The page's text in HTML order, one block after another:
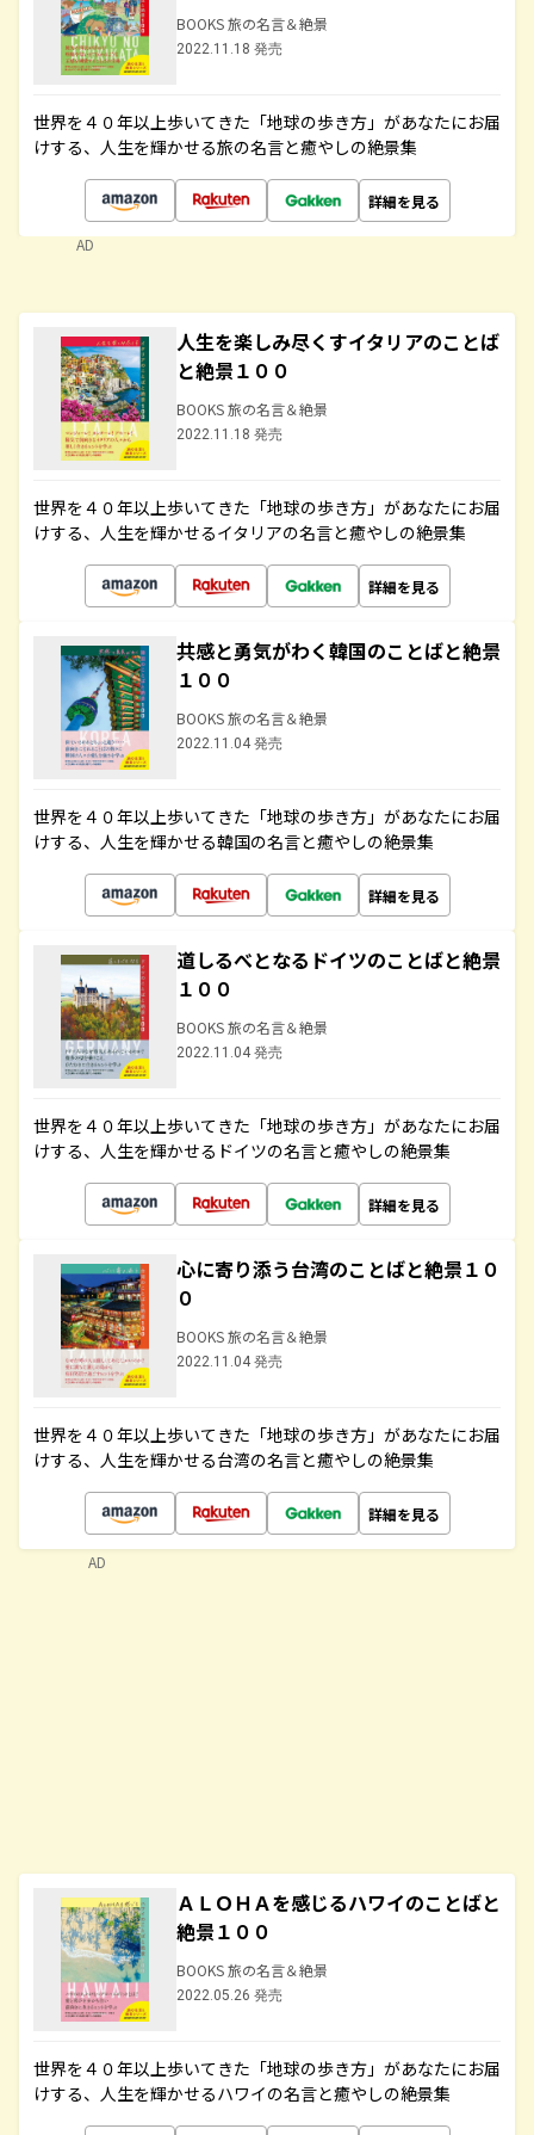
BOOKS 旅の名言＆絶景
2022.11.18 発売
世界を４０年以上歩いてきた「地球の歩き方」があなたにお届
けする、人生を輝かせる旅の名言と癒やしの絶景集
詳細を見る
AD
人生を楽しみ尽くすイタリアのことば
と絶景１００
BOOKS 旅の名言＆絶景
2022.11.18 発売
世界を４０年以上歩いてきた「地球の歩き方」があなたにお届
けする、人生を輝かせるイタリアの名言と癒やしの絶景集
詳細を見る
共感と勇気がわく韓国のことばと絶景
１００
BOOKS 旅の名言＆絶景
2022.11.04 発売
世界を４０年以上歩いてきた「地球の歩き方」があなたにお届
けする、人生を輝かせる韓国の名言と癒やしの絶景集
詳細を見る
道しるべとなるドイツのことばと絶景
１００
BOOKS 旅の名言＆絶景
2022.11.04 発売
世界を４０年以上歩いてきた「地球の歩き方」があなたにお届
けする、人生を輝かせるドイツの名言と癒やしの絶景集
詳細を見る
心に寄り添う台湾のことばと絶景１０
０
BOOKS 旅の名言＆絶景
2022.11.04 発売
世界を４０年以上歩いてきた「地球の歩き方」があなたにお届
けする、人生を輝かせる台湾の名言と癒やしの絶景集
詳細を見る
ＡＬＯＨＡを感じるハワイのことばと
絶景１００
BOOKS 旅の名言＆絶景
2022.05.26 発売
世界を４０年以上歩いてきた「地球の歩き方」があなたにお届
けする、人生を輝かせるハワイの名言と癒やしの絶景集
AD